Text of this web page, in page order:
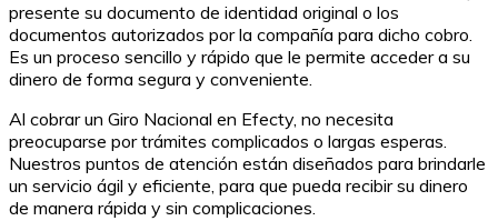
presente su documento de identidad original o los
documentos autorizados por la compañía para dicho cobro.
Es un proceso sencillo y rápido que le permite acceder a su
dinero de forma segura y conveniente.
Al cobrar un Giro Nacional en Efecty, no necesita
preocuparse por trámites complicados o largas esperas.
Nuestros puntos de atención están diseñados para brindarle
un servicio ágil y eficiente, para que pueda recibir su dinero
de manera rápida y sin complicaciones.